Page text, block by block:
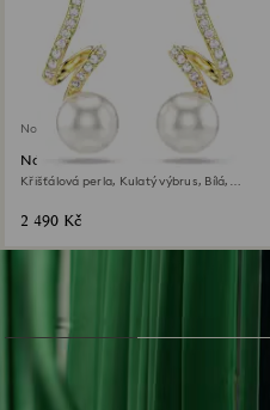
Novinka
Náušnice Gabriella
Křišťálová perla, Kulatý výbrus, Bílá,
2 490 Kč